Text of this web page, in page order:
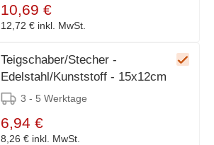
10,69 €
12,72 € inkl. MwSt.
Teigschaber/Stecher -
Edelstahl/Kunststoff - 15x12cm
3 - 5 Werktage
6,94 €
8,26 € inkl. MwSt.